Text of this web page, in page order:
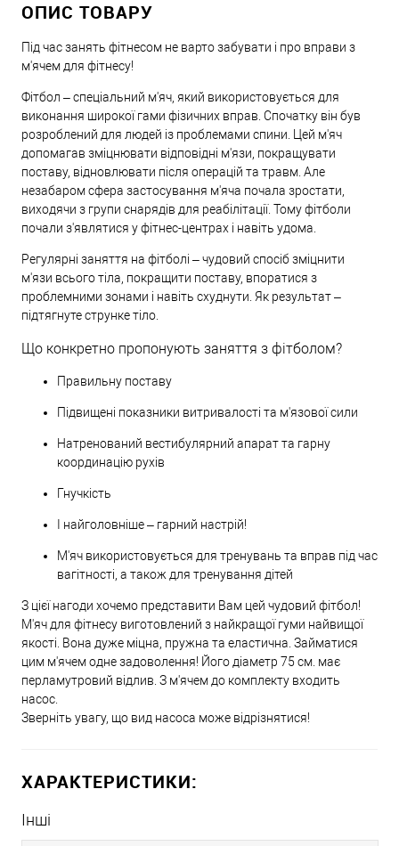
ОПИС ТОВАРУ
Під час занять фітнесом не варто забувати і про вправи з
м'ячем для фітнесу!
Фітбол – спеціальний м'яч, який використовується для
виконання широкої гами фізичних вправ. Спочатку він був
розроблений для людей із проблемами спини. Цей м'яч
допомагав зміцнювати відповідні м'язи, покращувати
поставу, відновлювати після операцій та травм. Але
незабаром сфера застосування м'яча почала зростати,
виходячи з групи снарядів для реабілітації. Тому фітболи
почали з'являтися у фітнес-центрах і навіть удома.
Регулярні заняття на фітболі – чудовий спосіб зміцнити
м'язи всього тіла, покращити поставу, впоратися з
проблемними зонами і навіть схуднути. Як результат –
підтягнуте струнке тіло.
Що конкретно пропонують заняття з фітболом?
Правильну поставу
Підвищені показники витривалості та м'язової сили
Натренований вестибулярний апарат та гарну
координацію рухів
Гнучкість
І найголовніше – гарний настрій!
М'яч використовується для тренувань та вправ під час
вагітності, а також для тренування дітей
З цієї нагоди хочемо представити Вам цей чудовий фітбол!
М'яч для фітнесу виготовлений з найкращої гуми найвищої
якості. Вона дуже міцна, пружна та еластична. Займатися
цим м'ячем одне задоволення! Його діаметр 75 см. має
перламутровий відлив. З м'ячем до комплекту входить
насос.
Зверніть увагу, що вид насоса може відрізнятися!
ХАРАКТЕРИСТИКИ:
Інші